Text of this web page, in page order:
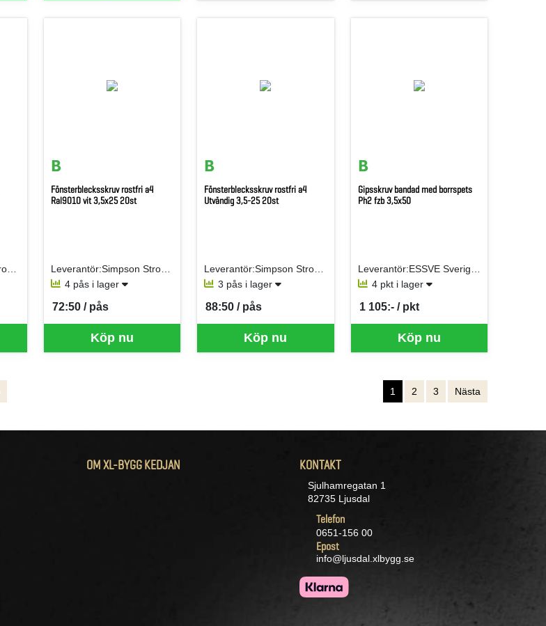
Fönsterblecksskruv rostfri a4
Ral9010 vit 3,5x25 20st
Leverantör:Simpson Strong-Tie AB (fd Gunnebo)
4 pås i lager
Köp nu
72:50 / pås
SEK per PÅS
Fönsterblecksskruv rostfri a4
Utvändig 3,5-25 20st
3 pås i lager
Köp nu
88:50 / pås
SEK per PÅS
Gipsskruv bandad med borrspets
Ph2 fzb 3,5x50
4 pkt i lager
Köp nu
1 105:- / pkt
SEK per PKT
1 2 3 Nästa
OM XL-BYGG KEDJAN KONTAKT
Sjulhamregatan 1
82735 Ljusdal
Telefon
0651-156 00
Epost
info@ljusdal.xlbygg.se